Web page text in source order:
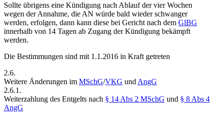
Sollte übrigens eine Kündigung nach Ablauf der vier Wochen
wegen der Annahme, die AN würde bald wieder schwanger
werden, erfolgen, dann kann diese bei Gericht nach dem GlBG
innerhalb von 14 Tagen ab Zugang der Kündigung bekämpft
werden.
Die Bestimmungen sind mit 1.1.2016 in Kraft getreten
2.6.
Weitere Änderungen im MSchG/VKG und AngG
2.6.1.
Weiterzahlung des Entgelts nach § 14 Abs 2 MSchG und § 8 Abs 4
AngG